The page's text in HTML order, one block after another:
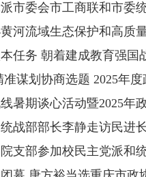
市委会市工商联和市委
河流域生态保护和高质
任务 朝着建成教育强国
谋划协商选题 2025年
暑期谈心活动暨2025年
战部部长李静走访民进
支部参加校民主党派和